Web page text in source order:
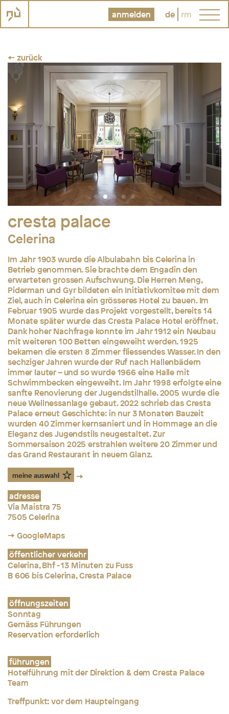
anmelden de rm
← zurück
cresta palace
Celerina
Im Jahr 1903 wurde die Albulabahn bis Celerina in
Betrieb genommen. Sie brachte dem Engadin den
erwarteten grossen Aufschwung. Die Herren Meng,
Piderman und Gyr bildeten ein Initiativkomitee mit dem
Ziel, auch in Celerina ein grösseres Hotel zu bauen. Im
Februar 1905 wurde das Projekt vorgestellt, bereits 14
Monate später wurde das Cresta Palace Hotel eröffnet.
Dank hoher Nachfrage konnte im Jahr 1912 ein Neubau
mit weiteren 100 Betten eingeweiht werden. 1925
bekamen die ersten 8 Zimmer fliessendes Wasser. In den
sechziger Jahren wurde der Ruf nach Hallenbädern
immer lauter – und so wurde 1966 eine Halle mit
Schwimmbecken eingeweiht. Im Jahr 1998 erfolgte eine
sanfte Renovierung der Jugendstilhalle. 2005 wurde die
neue Wellnessanlage gebaut. 2022 schrieb das Cresta
Palace erneut Geschichte: in nur 3 Monaten Bauzeit
wurden 40 Zimmer kernsaniert und in Hommage an die
Eleganz des Jugendstils neugestaltet. Zur
Sommersaison 2025 erstrahlen weitere 20 Zimmer und
das Grand Restaurant in neuem Glanz.
meine auswahl
adresse
Via Maistra 75
7505 Celerina
→ GoogleMaps
öffentlicher verkehr
Celerina, Bhf - 13 Minuten zu Fuss
B 606 bis Celerina, Cresta Palace
öffnungszeiten
Sonntag
Gemäss Führungen
Reservation erforderlich
führungen
Hotelführung mit der Direktion & dem Cresta Palace
Team
Treffpunkt: vor dem Haupteingang